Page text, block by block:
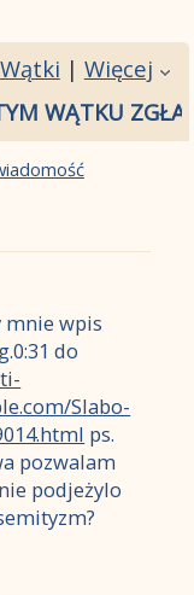
Wątki | Więcej
WĄTKU
mnie wpis
do
Slabo-
ps.
pozwalam
podjeżylo